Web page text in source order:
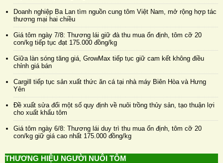
Doanh nghiệp Ba Lan tìm nguồn cung tôm Việt Nam, mở rộng hợp tác
thương mại hai chiều
Giá tôm ngày 7/8: Thương lái giữ đà thu mua ổn định, tôm cỡ 20
con/kg tiếp tục đạt 175.000 đồng/kg
Giữa làn sóng tăng giá, GrowMax tiếp tục giữ cam kết không điều
chỉnh giá bán
Cargill tiếp tục sản xuất thức ăn cá tại nhà máy Biên Hòa và Hưng
Yên
Đề xuất sửa đổi một số quy định về nuôi trồng thủy sản, tạo thuận lợi
cho xuất khẩu tôm
Giá tôm ngày 6/8: Thương lái duy trì thu mua ổn định, tôm cỡ 20
con/kg giữ giá cao nhất 175.000 đồng/kg
THƯƠNG HIỆU NGƯỜI NUÔI TÔM